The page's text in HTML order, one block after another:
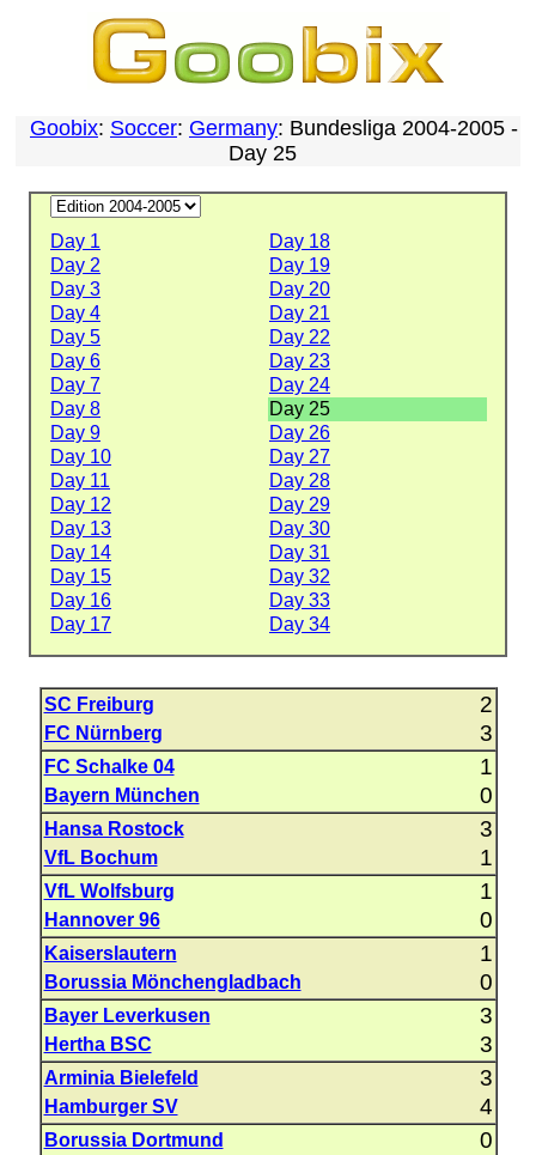
Goobix: Soccer: Germany: Bundesliga 2004-2005 -
Day 25
Day 1
Day 18
Day 2
Day 19
Day 3
Day 20
Day 4
Day 21
Day 5
Day 22
Day 6
Day 23
Day 7
Day 24
Day 8
Day 25
Day 9
Day 26
Day 10
Day 27
Day 11
Day 28
Day 12
Day 29
Day 13
Day 30
Day 14
Day 31
Day 15
Day 32
Day 16
Day 33
Day 17
Day 34
SC Freiburg 2
FC Nürnberg 3
FC Schalke 04 1
Bayern München 0
Hansa Rostock 3
VfL Bochum 1
VfL Wolfsburg 1
Hannover 96 0
Kaiserslautern 1
Borussia Mönchengladbach 0
Bayer Leverkusen 3
Hertha BSC 3
Arminia Bielefeld 3
Hamburger SV 4
Borussia Dortmund 0